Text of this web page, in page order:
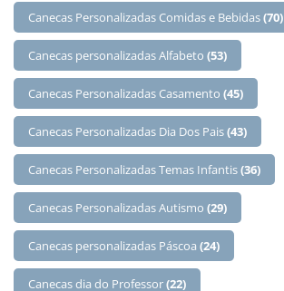
Canecas Personalizadas Comidas e Bebidas(70)
Canecas personalizadas Alfabeto (53)
Canecas Personalizadas Casamento (45)
Canecas Personalizadas Dia Dos Pais(43)
Canecas Personalizadas Temas Infantis(36)
Canecas Personalizadas Autismo (29)
Canecas personalizadas Páscoa (24)
Canecas dia do Professor(22)